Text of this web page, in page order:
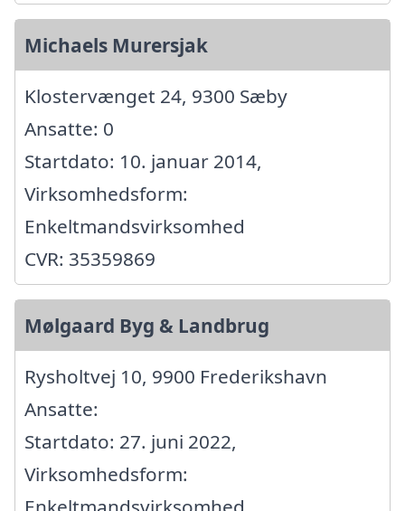
Michaels Murersjak
Klostervænget 24, 9300 Sæby
Ansatte: 0
Startdato: 10. januar 2014,
Virksomhedsform:
Enkeltmandsvirksomhed
CVR: 35359869
Mølgaard Byg & Landbrug
Rysholtvej 10, 9900 Frederikshavn
Ansatte:
Startdato: 27. juni 2022,
Virksomhedsform: